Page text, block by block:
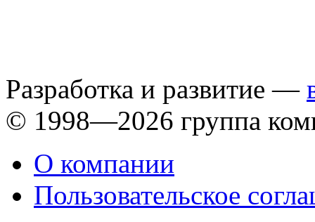
Разработка и развитие —
© 1998—2026 группа
О компании
Пользовательское